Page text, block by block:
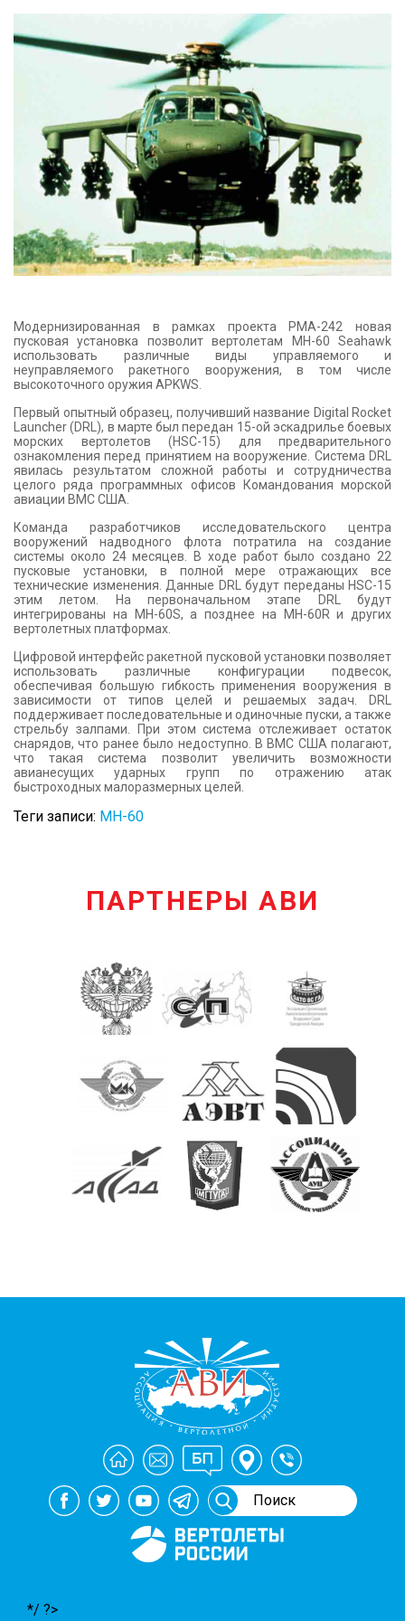
КОНТАКТЫ
Модернизированная в рамках проекта PMA-242 новая
пусковая установка позволит вертолетам MH-60 Seahawk
использовать различные виды управляемого и
неуправляемого ракетного вооружения, в том числе
высокоточного оружия APKWS.
Первый опытный образец, получивший название Digital Rocket
Launcher (DRL), в марте был передан 15-ой эскадрилье боевых
морских вертолетов (HSC-15) для предварительного
ознакомления перед принятием на вооружение. Система DRL
явилась результатом сложной работы и сотрудничества
целого ряда программных офисов Командования морской
авиации ВМС США.
Команда разработчиков исследовательского центра
вооружений надводного флота потратила на создание
системы около 24 месяцев. В ходе работ было создано 22
пусковые установки, в полной мере отражающих все
технические изменения. Данные DRL будут переданы HSC-15
этим летом. На первоначальном этапе DRL будут
интегрированы на MH-60S, а позднее на MH-60R и других
вертолетных платформах.
Цифровой интерфейс ракетной пусковой установки позволяет
использовать различные конфигурации подвесок,
обеспечивая большую гибкость применения вооружения в
зависимости от типов целей и решаемых задач. DRL
поддерживает последовательные и одиночные пуски, а также
стрельбу залпами. При этом система отслеживает остаток
снарядов, что ранее было недоступно. В ВМС США полагают,
что такая система позволит увеличить возможности
авианесущих ударных групп по отражению атак
быстроходных малоразмерных целей.
Теги записи: MH-60
ПАРТНЕРЫ АВИ
*/ ?>